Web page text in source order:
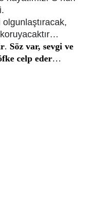
. Söz var, sevgi ve
celp eder…